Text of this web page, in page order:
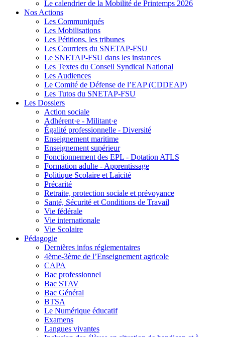
Le calendrier de la Mobilité de Printemps 2026
Nos Actions
Les Communiqués
Les Mobilisations
Les Pétitions, les tribunes
Les Courriers du SNETAP-FSU
Le SNETAP-FSU dans les instances
Les Textes du Conseil Syndical National
Les Audiences
Le Comité de Défense de l’EAP (CDDEAP)
Les Tutos du SNETAP-FSU
Les Dossiers
Action sociale
Adhérent·e - Militant·e
Égalité professionnelle - Diversité
Enseignement maritime
Enseignement supérieur
Fonctionnement des EPL - Dotation ATLS
Formation adulte - Apprentissage
Politique Scolaire et Laïcité
Précarité
Retraite, protection sociale et prévoyance
Santé, Sécurité et Conditions de Travail
Vie fédérale
Vie internationale
Vie Scolaire
Pédagogie
Dernières infos réglementaires
4ème-3ème de l’Enseignement agricole
CAPA
Bac professionnel
Bac STAV
Bac Général
BTSA
Le Numérique éducatif
Examens
Langues vivantes